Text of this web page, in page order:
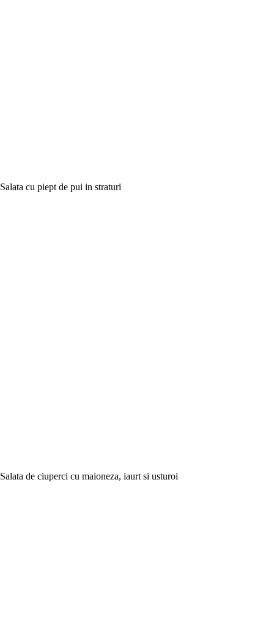
Salata cu piept de pui in straturi
Salata de ciuperci cu maioneza, iaurt si usturoi